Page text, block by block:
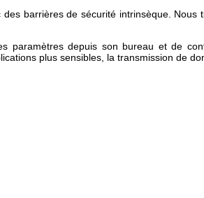
barrières de sécurité intrinsèque.
depuis son bureau et de
plus sensibles, la transmission de